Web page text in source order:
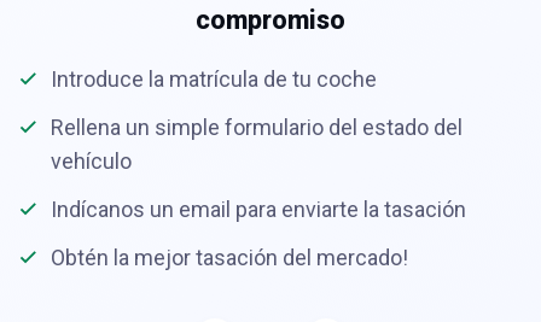
compromiso
Introduce la matrícula de tu coche
Rellena un simple formulario del estado del
vehículo
Indícanos un email para enviarte la tasación
Obtén la mejor tasación del mercado!